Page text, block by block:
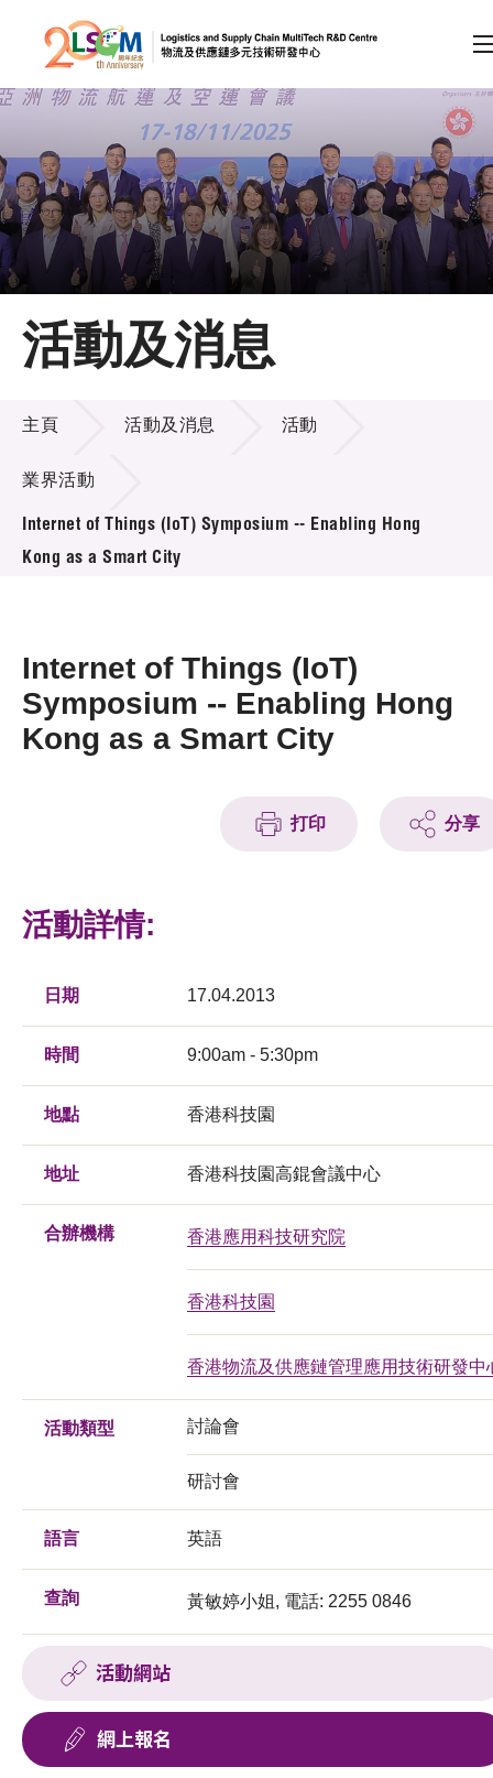
跳到內容（按回車鍵）
會員登入
A A EN 繁 简
主頁
關於LSCM
技術商品化
項目及資助計劃
活動及消息
新聞中心
資訊中心
活動及消息
活動及消息
主頁 活動及消息 活動
業界活動
Internet of Things (IoT) Symposium -- Enabling Hong
Kong as a Smart City
Internet of Things (IoT)
Symposium -- Enabling Hong
Kong as a Smart City
打印 分享
活動詳情:
日期 17.04.2013
時間 9:00am - 5:30pm
地點 香港科技園
地址 香港科技園高錕會議中心
合辦機構 香港應用科技研究院
香港科技園
香港物流及供應鏈管理應用技術研發中
活動類型 討論會
研討會
語言 英語
查詢 黃敏婷小姐, 電話: 2255 0846
活動網站
網上報名